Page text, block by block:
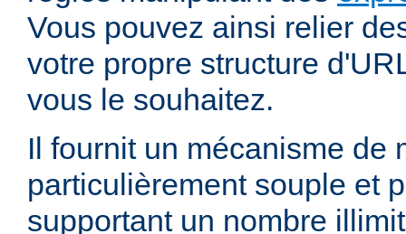
Vous pouvez ainsi relier
votre propre structure
vous le souhaitez.
Il fournit un mécanisme de
particulièrement souple et
supportant un nombre